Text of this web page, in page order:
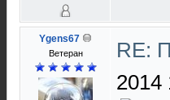
Ygens67
Ветеран
RE:
2014